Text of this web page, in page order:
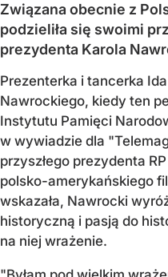
Związana obecnie z
podzieliła się swoimi
prezydenta Karola
Prezenterka i tancerka
Nawrockiego, kiedy ten
Instytutu Pamięci
w wywiadzie dla
przyszłego prezydenta
polsko-amerykańskiego
wskazała, Nawrocki
historyczną i pasją do
na niej wrażenie.